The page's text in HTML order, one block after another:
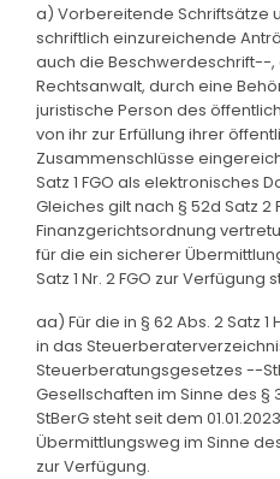
a) Vorbereitende Schriftsätze
schriftlich einzureichende
auch die Beschwerdeschrift--,
Rechtsanwalt, durch eine
juristische Person des
von ihr zur Erfüllung ihrer
Zusammenschlüsse
Satz 1 FGO als elektronisches
Gleiches gilt nach § 52d Satz 2
Finanzgerichtsordnung
für die ein sicherer
Satz 1 Nr. 2 FGO zur Verfügung
aa) Für die in § 62 Abs. 2 Satz
in das
Steuerberatungsgesetzes --
Gesellschaften im Sinne des §
StBerG steht seit dem
Übermittlungsweg im Sinne des
zur Verfügung.